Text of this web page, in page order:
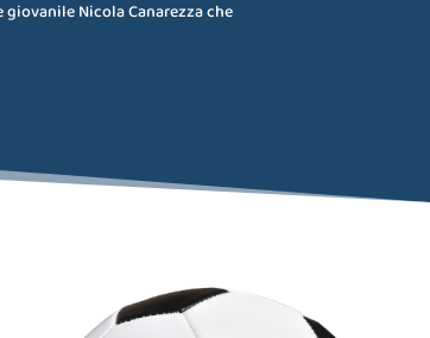
giovanile Nicola Canarezza che